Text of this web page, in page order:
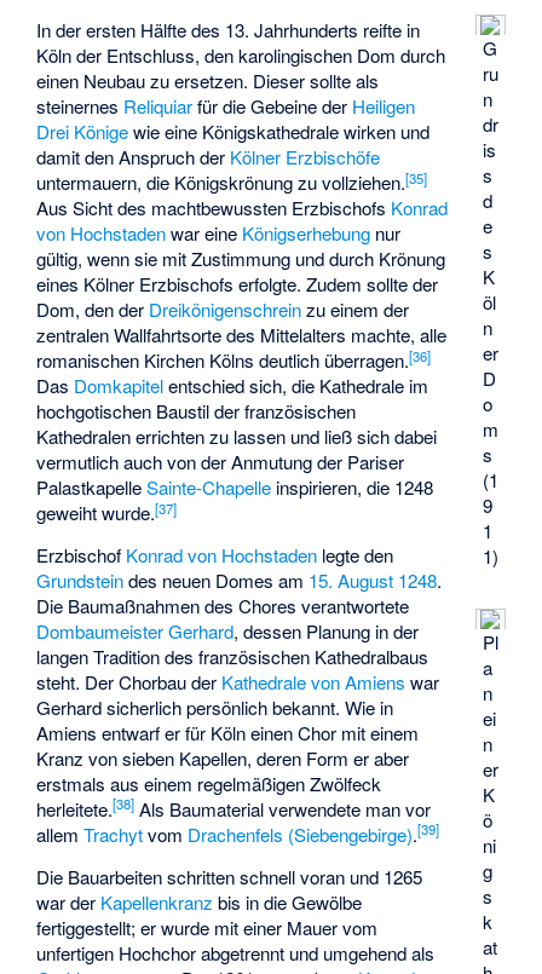
G
ru
n
dr
is
s
d
e
s
K
öl
n
er
D
o
m
s
(1
9
1
1)
Pl
a
n
ei
n
er
K
ö
ni
g
s
k
at
In der ersten Hälfte des 13. Jahrhunderts reifte in
Köln der Entschluss, den karolingischen Dom durch
einen Neubau zu ersetzen. Dieser sollte als
steinernes Reliquiarfür die Gebeine der Heiligen
Drei Königewie eine Königskathedrale wirken und
damit den Anspruch der Kölner Erzbischöfe
untermauern, die Königskrönung zu vollziehen.[35]
Aus Sicht des machtbewussten Erzbischofs Konrad
von Hochstadenwar eine Königserhebung nur
gültig, wenn sie mit Zustimmung und durch Krönung
eines Kölner Erzbischofs erfolgte. Zudem sollte der
Dom, den der Dreikönigenschreinzu einem der
zentralen Wallfahrtsorte des Mittelalters machte, alle
romanischen Kirchen Kölns deutlich überragen.[36]
Das Domkapitelentschied sich, die Kathedrale im
hochgotischen Baustil der französischen
Kathedralen errichten zu lassen und ließ sich dabei
vermutlich auch von der Anmutung der Pariser
PalastkapelleSainte-Chapelle inspirieren, die 1248
geweiht wurde.[37]
Erzbischof Konrad von Hochstaden legte den
Grundsteindes neuen Domes am 15. August 1248.
Die Baumaßnahmen des Chores verantwortete
Dombaumeister Gerhard, dessen Planung in der
langen Tradition des französischen Kathedralbaus
steht. Der Chorbau der Kathedrale von Amiens war
Gerhard sicherlich persönlich bekannt. Wie in
Amiens entwarf er für Köln einen Chor mit einem
Kranz von sieben Kapellen, deren Form er aber
erstmals aus einem regelmäßigen Zwölfeck
herleitete.[38] Als Baumaterial verwendete man vor
allemTrachytvom Drachenfels (Siebengebirge).[39]
Die Bauarbeiten schritten schnell voran und 1265
war der Kapellenkranz bis in die Gewölbe
fertiggestellt; er wurde mit einer Mauer vom
unfertigen Hochchor abgetrennt und umgehend als